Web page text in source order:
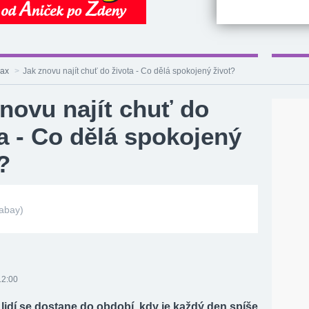
> Jak znovu najít chuť do života - Co dělá spokojený život?
najít chuť do
- Co dělá spokojený
se dostane do období, kdy je každý den spíše